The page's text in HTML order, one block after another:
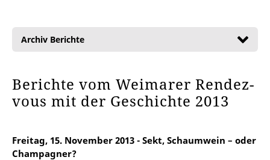
Archiv Berichte
Berichte vom Weimarer Rendez-
vous mit der Geschichte 2013
Freitag, 15. November 2013 - Sekt, Schaumwein – oder
Champagner?